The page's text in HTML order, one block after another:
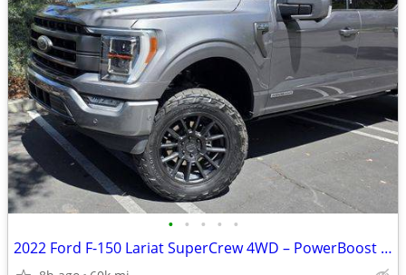
• • • • •
2022 Ford F-150 Lariat SuperCrew 4WD – PowerBoost – 60,000 Miles